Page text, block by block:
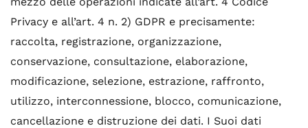
Privacy e all’art. 4 n. 2) GDPR e precisamente:
raccolta, registrazione, organizzazione,
conservazione, consultazione, elaborazione,
modificazione, selezione, estrazione, raffronto,
utilizzo, interconnessione, blocco, comunicazione,
cancellazione e distruzione dei dati. I Suoi dati